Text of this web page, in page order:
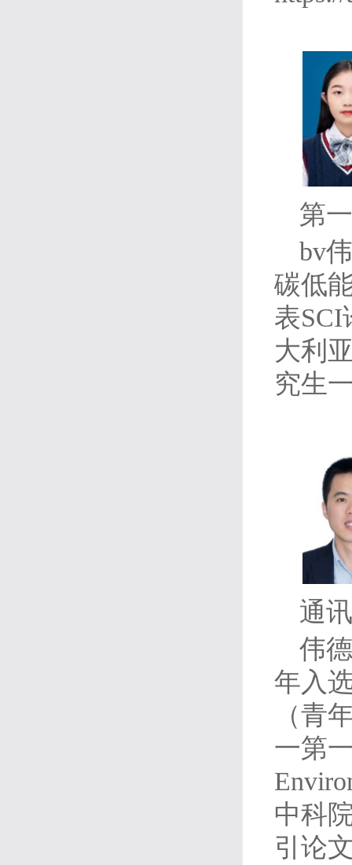
第
bv
碳低
表
大利
究生
通
伟
年入
（青
一第
中科
引论